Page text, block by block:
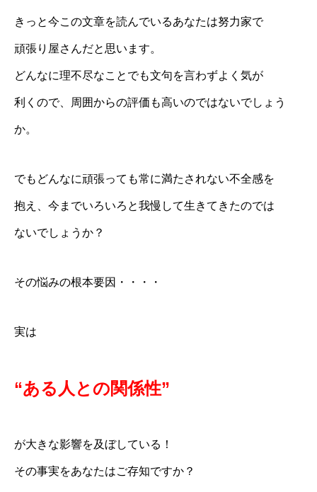
きっと今この文章を読んでいるあなたは努力家で
頑張り屋さんだと思います。
どんなに理不尽なことでも文句を言わずよく気が
利くので、周囲からの評価も高いのではないでしょう
か。
でもどんなに頑張っても常に満たされない不全感を
抱え、今までいろいろと我慢して生きてきたのでは
ないでしょうか？
その悩みの根本要因・・・・
実は
“ある人との関係性”
が大きな影響を及ぼしている！
その事実をあなたはご存知ですか？